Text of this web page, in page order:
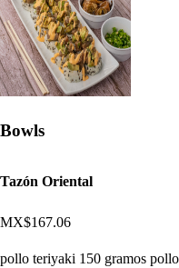
Bowls
Tazón Oriental
MX$167.06
pollo teriyaki 150 gramos